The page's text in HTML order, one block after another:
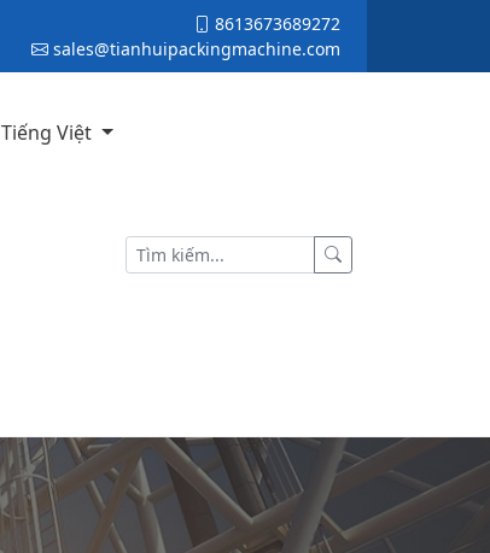
8613673689272
sales@tianhuipackingmachine.com
Tiếng Việt